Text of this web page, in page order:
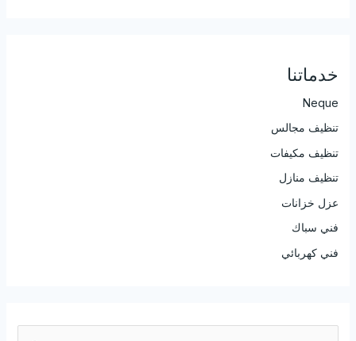
خدماتنا
Neque
تنظيف مجالس
تنظيف مكيفات
تنظيف منازل
عزل خزانات
فني سباك
فني كهربائي